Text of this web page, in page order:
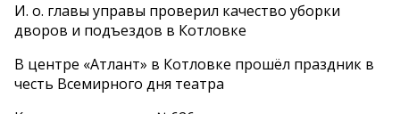
И. о. главы управы проверил качество уборки
дворов и подъездов в Котловке
В центре «Атлант» в Котловке прошёл праздник в
честь Всемирного дня театра